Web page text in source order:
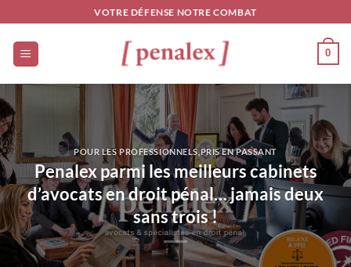
au
contenu
VOTRE DÉFENSE NOTRE COMBAT
0
POUR LES PROFESSIONNELS ,PRIS EN PASSANT
Penalex parmi les meilleurs cabinets
d’avocats en droit pénal… jamais deux
sans trois !